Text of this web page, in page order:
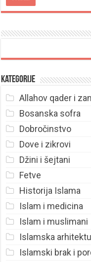
Kategorije
Allahov qader i
Bosanska sofra
Dobročinstvo
Dove i zikrovi
Džini i šejtani
Fetve
Historija Islama
Islam i medicina
Islam i muslimani
Islamska
Islamski brak i